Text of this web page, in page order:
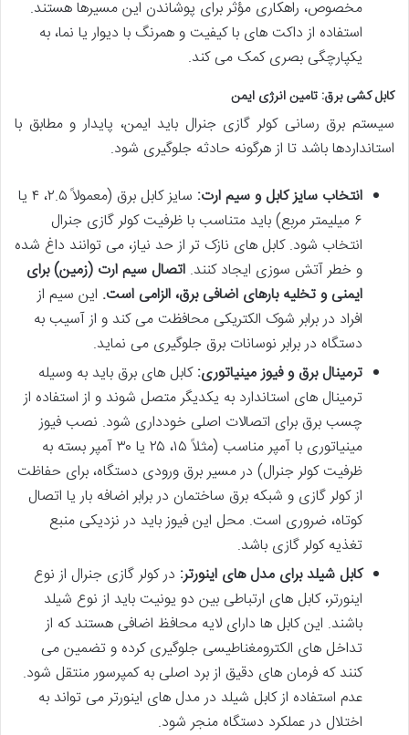
مخصوص، راهکاری مؤثر برای پوشاندن این مسیرها هستند.
استفاده از داکت های با کیفیت و همرنگ با دیوار یا نما، به
یکپارچگی بصری کمک می کند.
کابل کشی برق: تامین انرژی ایمن
سیستم برق رسانی کولر گازی جنرال باید ایمن، پایدار و مطابق با
استانداردها باشد تا از هرگونه حادثه جلوگیری شود.
انتخاب سایز کابل و سیم ارت:
سایز کابل برق (معمولاً ۲.۵، ۴ یا
۶ میلیمتر مربع) باید متناسب با ظرفیت کولر گازی جنرال
انتخاب شود. کابل های نازک تر از حد نیاز، می توانند داغ شده
و خطر آتش سوزی ایجاد کنند. اتصال سیم ارت (زمین) برای
ایمنی و تخلیه بارهای اضافی برق، الزامی است. این سیم از
افراد در برابر شوک الکتریکی محافظت می کند و از آسیب به
دستگاه در برابر نوسانات برق جلوگیری می نماید.
ترمینال برق و فیوز مینیاتوری:کابل های برق باید به وسیله
ترمینال های استاندارد به یکدیگر متصل شوند و از استفاده از
چسب برق برای اتصالات اصلی خودداری شود. نصب فیوز
مینیاتوری با آمپر مناسب (مثلاً ۱۵، ۲۵ یا ۳۰ آمپر بسته به
ظرفیت کولر جنرال) در مسیر برق ورودی دستگاه، برای حفاظت
از کولر گازی و شبکه برق ساختمان در برابر اضافه بار یا اتصال
کوتاه، ضروری است. محل این فیوز باید در نزدیکی منبع
تغذیه کولر گازی باشد.
کابل شیلد برای مدل های اینورتر: در کولر گازی جنرال از نوع
اینورتر، کابل های ارتباطی بین دو یونیت باید از نوع شیلد
باشند. این کابل ها دارای لایه محافظ اضافی هستند که از
تداخل های الکترومغناطیسی جلوگیری کرده و تضمین می
کنند که فرمان های دقیق از برد اصلی به کمپرسور منتقل شود.
عدم استفاده از کابل شیلد در مدل های اینورتر می تواند به
اختلال در عملکرد دستگاه منجر شود.